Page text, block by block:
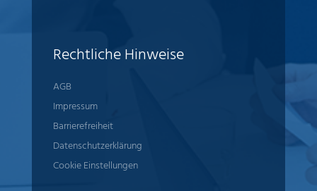
Rechtliche Hinweise
AGB
Impressum
Barrierefreiheit
Datenschutzerklärung
Cookie Einstellungen